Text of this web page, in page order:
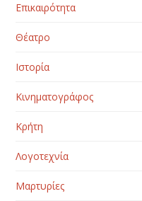
Επικαιρότητα
Θέατρο
Ιστορία
Κινηματογράφος
Κρήτη
Λογοτεχνία
Μαρτυρίες